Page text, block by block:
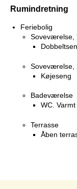
Rumindretning
Feriebolig
Soveværelse,
Soveværelse,
Køjeseng
Badeværelse
WC.
Terrasse
Åben